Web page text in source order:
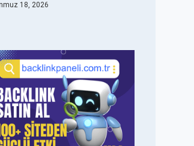
18, 2026